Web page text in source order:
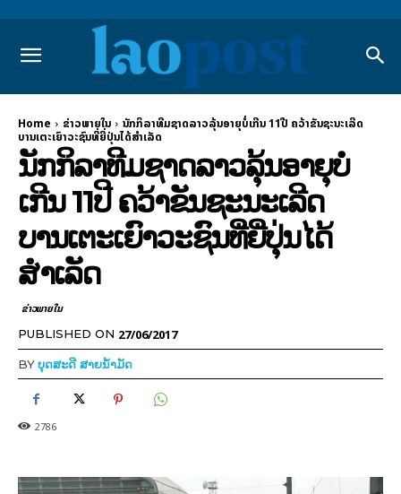
Home ຂ່າວພາຍ​ໃນ
ນັກກິລາທີມຊາດລາວລຸ້ນອາຍຸບໍ່ເກີນ 11ປີ ຄວ້າຂັນຊະນະເລີດ
ບານເຕະເຍົາວະຊົນທີ່ຍີ່ປຸ່ນໄດ້ສຳເລັດ
ນັກກິລາທີມຊາດລາວລຸ້ນອາຍຸບໍ່
ເກີນ 11ປີ ຄວ້າຂັນຊະນະເລີດ
ບານເຕະເຍົາວະຊົນທີ່ຍີ່ປຸ່ນໄດ້
ສຳເລັດ
ຂ່າວພາຍ​ໃນ
PUBLISHED ON 27/06/2017
BYບຸດສະດີ ສາຍນ້ຳມັດ
2786